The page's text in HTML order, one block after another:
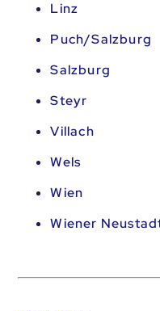
Linz
Puch/Salzburg
Salzburg
Steyr
Villach
Wels
Wien
Wiener